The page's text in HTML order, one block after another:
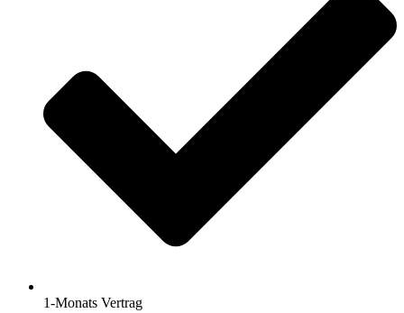
1-Monats Vertrag